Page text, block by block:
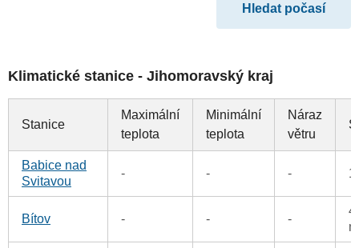
Klimatické stanice - Jihomoravský kraj
Stanice
Maximální
teplota
Minimální
teplota
Náraz
větru
Babice nad
Svitavou
- - - 1
Bítov - - -